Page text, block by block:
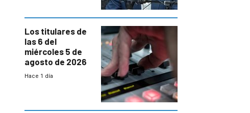
Los titulares de
las 6 del
miércoles 5 de
agosto de 2026
Hace 1 día